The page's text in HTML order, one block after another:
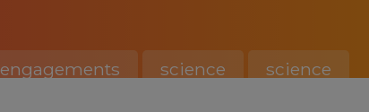
engagements science science